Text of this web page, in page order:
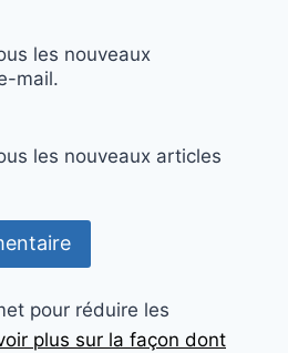
les nouveaux
mail.
les nouveaux articles
pour réduire les
plus sur la façon dont